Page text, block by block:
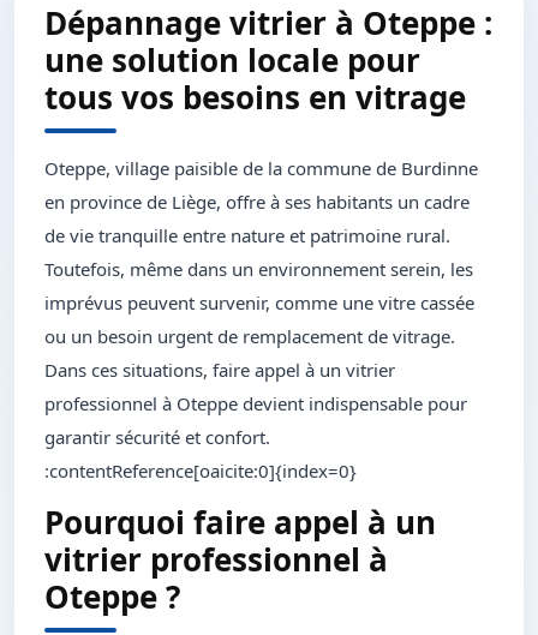
Dépannage vitrier à Oteppe :
une solution locale pour
tous vos besoins en vitrage
Oteppe, village paisible de la commune de Burdinne
en province de Liège, offre à ses habitants un cadre
de vie tranquille entre nature et patrimoine rural.
Toutefois, même dans un environnement serein, les
imprévus peuvent survenir, comme une vitre cassée
ou un besoin urgent de remplacement de vitrage.
Dans ces situations, faire appel à un vitrier
professionnel à Oteppe devient indispensable pour
garantir sécurité et confort.
:contentReference[oaicite:0]{index=0}
Pourquoi faire appel à un
vitrier professionnel à
Oteppe ?